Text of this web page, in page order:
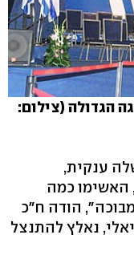
הגדולה (צילום:
ענקית,
האשימו כמה
הודה ח"כ
נאלץ להתנצל